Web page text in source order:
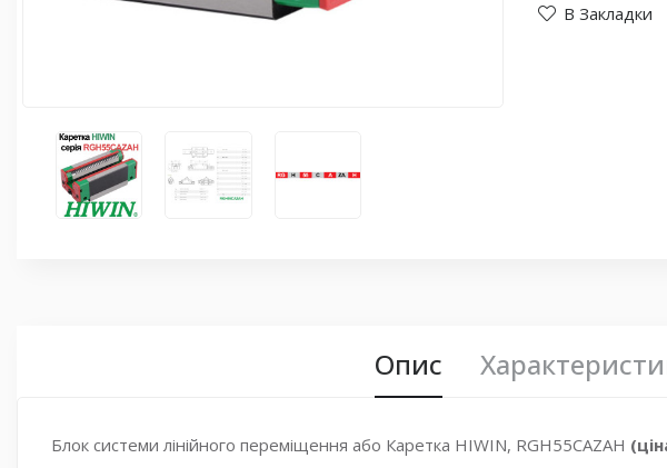
В Закладки
Опис
Блок системи лінійного переміщення або Каретка HIWIN, RGH55CAZAH